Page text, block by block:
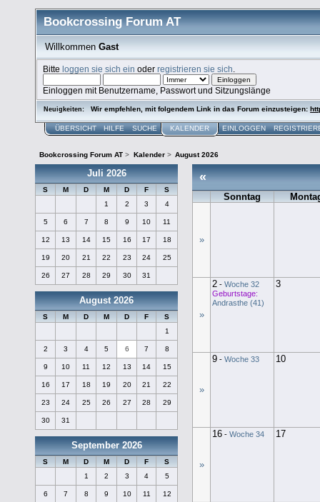
Bookcrossing Forum AT
Willkommen Gast
Bitteloggen sie sich ein oderregistrieren sie sich
Einloggen mit Benutzername, Passwort und Sitzungslänge
Neuigkeiten: Wir empfehlen, mit folgendem Link in das Forum einzusteigen:
ÜBERSICHT HILFE SUCHE KALENDER EINLOGGEN
Bookcrossing Forum AT > Kalender> August 2026
Juli 2026
S M D M D F
S
1
2 3 4
5 6 7 8 9 10 11
12 13 14 15 16 17 18
19 20 21 22 23 24 25
26 27 28 29 30 31
August 2026
S M D M D F
S
1
2 3 4 5 6 7 8
9 10 11 12 13 14 15
16 17 18 19 20 21 22
23 24 25 26 27 28 29
30 31
September 2026
S M D M D F
S
1
2 3 4 5
6 7 8 9 10 11 12
«
Sonntag
»
»
2 - Woche 32
Geburtstage:
Andrasthe (41)
3
»
9 - Woche 33 10
»
16 - Woche 34 17